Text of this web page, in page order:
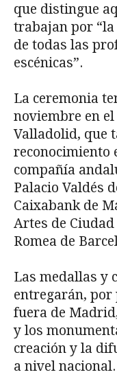
que distingue
trabajan por “la
de todas las
escénicas”.
La ceremonia
noviembre en
Valladolid, que
reconocimiento
compañía
Palacio Valdés
Caixabank de
Artes de
Romea de
Las medallas y
entregarán, por
fuera de
y los
creación y la
a nivel nacional.